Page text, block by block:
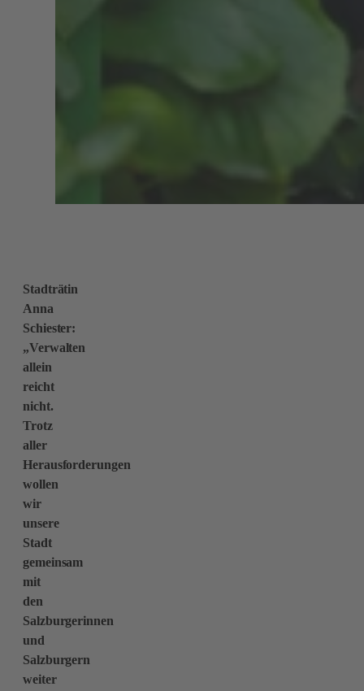
Stadträtin
Anna
Schiester:
„Verwalten
allein
reicht
nicht.
Trotz
aller
Herausforderungen
wollen
wir
unsere
Stadt
gemeinsam
mit
den
Salzburgerinnen
und
Salzburgern
weiter